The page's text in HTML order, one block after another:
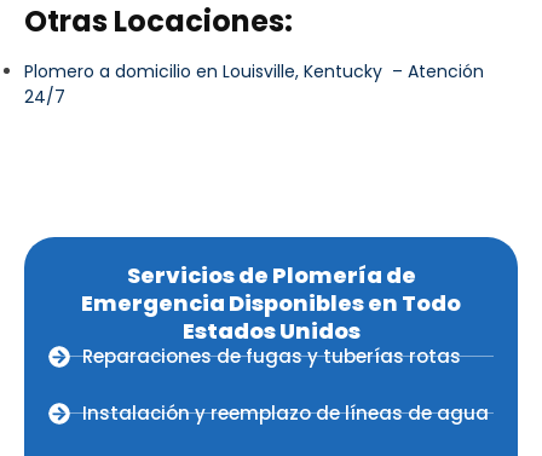
Otras Locaciones:
Plomero a domicilio en Louisville, Kentucky – Atención
24/7
Servicios de Plomería de
Emergencia Disponibles en Todo
Estados Unidos
Reparaciones de fugas y tuberías rotas
Instalación y reemplazo de líneas de agua